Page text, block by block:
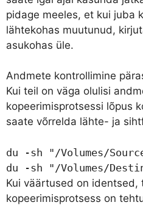
pidage meeles, et kui juba
lähtekohas muutunud,
asukohas üle.
Andmete kontrollimine
Kui teil on väga olulisi
kopeerimisprotsessi lõpus
saate võrrelda lähte- ja
du -sh "/Volumes/
du -sh "/Volumes/
Kui väärtused on identsed,
kopeerimisprotsess on